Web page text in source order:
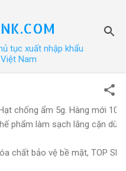
tục xuất nhập khẩu
Nam
chống ẩm 5g. Hàng mới
phẩm làm sạch lắng cặn
chất bảo vệ bề mặt, TOP